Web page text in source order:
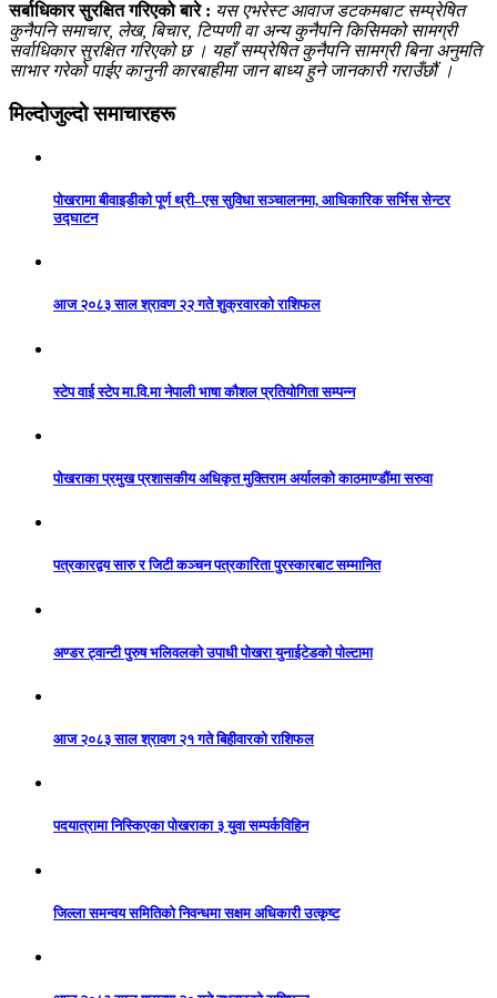
सर्बाधिकार सुरक्षित गरिएको बारे : यस एभरेस्ट आवाज डटकमबाट सम्प्रेषित
कुनैपनि समाचार, लेख, बिचार, टिप्पणी वा अन्य कुनैपनि किसिमको सामग्री
सर्वाधिकार सुरक्षित गरिएको छ । यहाँ सम्प्रेषित कुनैपनि सामग्री बिना अनुमति
साभार गरेको पाईए कानुनी कारबाहीमा जान बाध्य हुने जानकारी गराउँछौं ।
मिल्दोजुल्दो समाचारहरू
पोखरामा बीवाइडीको पूर्ण थ्री–एस सुविधा सञ्चालनमा, आधिकारिक सर्भिस सेन्टर
उद्घाटन
आज २०८३ साल श्रावण २२ गते शुक्रवारको राशिफल
स्टेप वाई स्टेप मा.वि.मा नेपाली भाषा कौशल प्रतियोगिता सम्पन्न
पोखराका प्रमुख प्रशासकीय अधिकृत मुक्तिराम अर्यालको काठमाण्डौंमा सरुवा
पत्रकारद्वय सारु र जिटी कञ्चन पत्रकारिता पुरस्कारबाट सम्मानित
अण्डर ट्वान्टी पुरुष भलिवलको उपाधी पोखरा युनाईटेडको पोल्टामा
आज २०८३ साल श्रावण २१ गते बिहीवारको राशिफल
पदयात्रामा निस्किएका पोखराका ३ युवा सम्पर्कविहिन
जिल्ला समन्वय समितिको निवन्धमा सक्षम अधिकारी उत्कृष्ट